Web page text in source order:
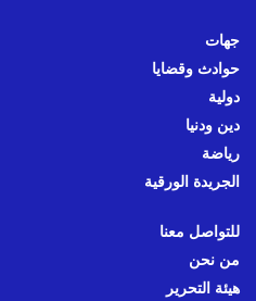
جهات
حوادث وقضايا
دولية
دين ودنيا
رياضة
الجريدة الورقية
للتواصل معنا
من نحن
هيئة التحرير